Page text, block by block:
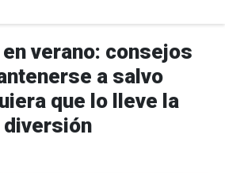
v
a
E
a
l
o
F
a
e
o
o
T
w
t
e
r
verano: consejos
a salvo
que lo lleve la
diversión